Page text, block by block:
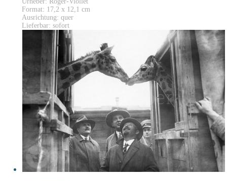
Format: 17,2 x 12,1 cm
Ausrichtung: quer
Lieferbar: sofort